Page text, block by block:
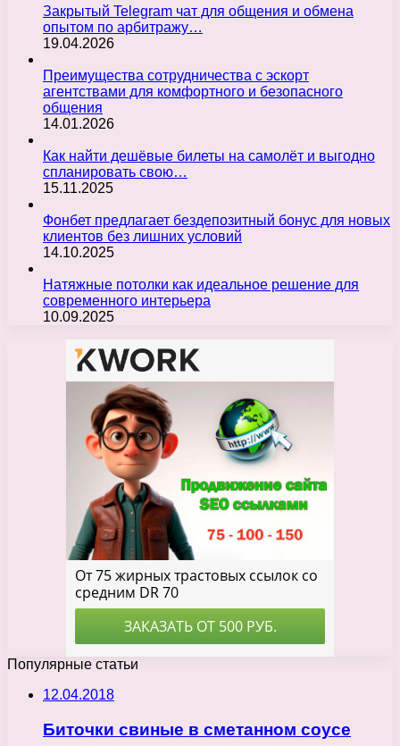
Закрытый Telegram чат для общения и обмена
опытом по арбитражу…
19.04.2026
Преимущества сотрудничества с эскорт
агентствами для комфортного и безопасного
общения
14.01.2026
Как найти дешёвые билеты на самолёт и выгодно
спланировать свою…
15.11.2025
Фонбет предлагает бездепозитный бонус для новых
клиентов без лишних условий
14.10.2025
Натяжные потолки как идеальное решение для
современного интерьера
10.09.2025
Популярные статьи
12.04.2018
Биточки свиные в сметанном соусе